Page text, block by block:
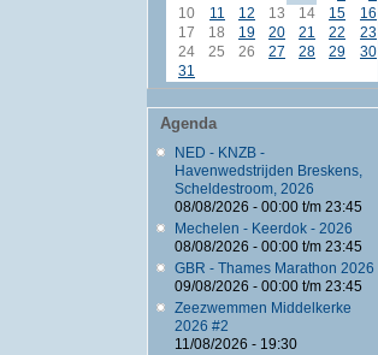
10
11 12 13 14 15
16
17
18 19 20 21 22
23
24
25 26 27 28 29
30
31
Agenda
NED - KNZB -
Havenwedstrijden Breskens,
Scheldestroom, 2026
08/08/2026 - 00:00t/m 23:45
Mechelen - Keerdok - 2026
08/08/2026 - 00:00t/m 23:45
GBR - Thames Marathon 2026
09/08/2026 - 00:00t/m 23:45
Zeezwemmen Middelkerke
2026 #2
11/08/2026 - 19:30